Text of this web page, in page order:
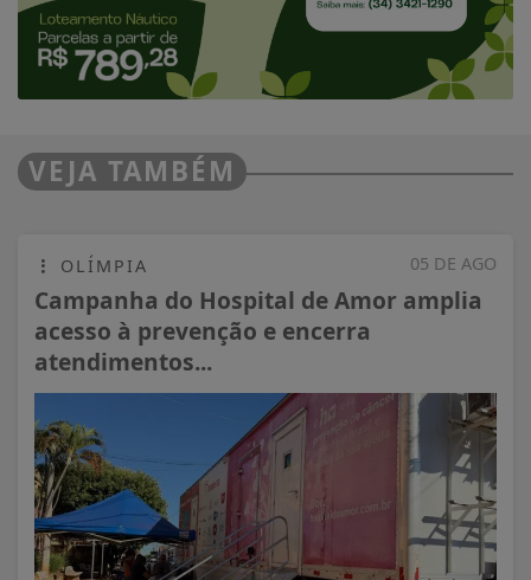
Campanha do Hospital de Amor amplia
acesso à prevenção e encerra
atendimentos...
VISUALIZAR
05 DE AGO
EMPRESARIAL